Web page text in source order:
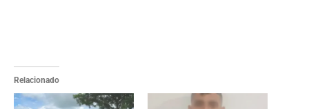
Relacionado